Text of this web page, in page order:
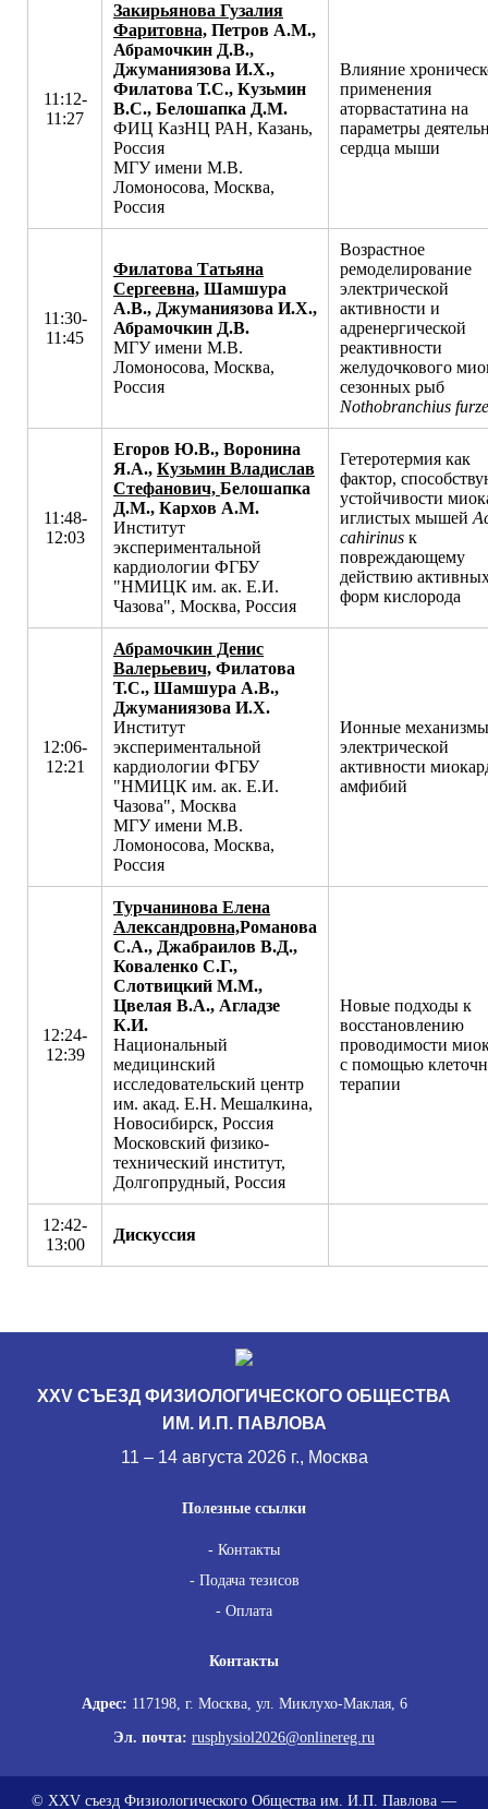
11:12-
11:27
Закирьянова Гузалия
Фаритовна, Петров А.М.,
Абрамочкин Д.В.,
Джуманиязова И.Х.,
Филатова Т.С., Кузьмин
В.С., Белошапка Д.М.
ФИЦ КазНЦ РАН, Казань,
Россия
МГУ имени М.В.
Ломоносова, Москва,
Россия
Влияние
применения
аторвастатина на
параметры
сердца мыши
11:30-
11:45
Филатова Татьяна
Сергеевна, Шамшура
А.В., Джуманиязова И.Х.,
Абрамочкин Д.В.
МГУ имени М.В.
Ломоносова, Москва,
Россия
Возрастное
ремоделирование
электрической
активности и
адренергической
реактивности
желудочкового
сезонных рыб
Nothobranchius
11:48-
12:03
Егоров Ю.В., Воронина
Я.А., Кузьмин Владислав
Стефанович, Белошапка
Д.М., Кархов А.М.
Институт
экспериментальной
кардиологии ФГБУ
"НМИЦК им. ак. Е.И.
Чазова", Москва, Россия
Гетеротермия как
фактор,
устойчивости
иглистых мышей
cahirinus к
повреждающему
действию
форм кислорода
12:06-
12:21
Абрамочкин Денис
Валерьевич, Филатова
Т.С., Шамшура А.В.,
Джуманиязова И.Х.
Институт
экспериментальной
кардиологии ФГБУ
"НМИЦК им. ак. Е.И.
Чазова", Москва
МГУ имени М.В.
Ломоносова, Москва,
Россия
Ионные механизмы
электрической
активности
амфибий
12:24-
12:39
Турчанинова Елена
Александровна,Романова
С.А., Джабраилов В.Д.,
Коваленко С.Г.,
Слотвицкий М.М.,
Цвелая В.А., Агладзе
К.И.
Национальный
медицинский
исследовательский центр
им. акад. E.Н. Мешалкина,
Новосибирск, Россия
Московский физико-
технический институт,
Долгопрудный, Россия
Новые подходы к
восстановлению
проводимости
с помощью
терапии
12:42-
13:00
Дискуссия
XXV СЪЕЗД ФИЗИОЛОГИЧЕСКОГО ОБЩЕСТВА
ИМ. И.П. ПАВЛОВА
11 – 14 августа 2026 г., Москва
Полезные ссылки
Контакты
Подача тезисов
Оплата
Контакты
Адрес: 117198, г. Москва, ул. Миклухо-Маклая, 6
Эл. почта: rusphysiol2026@onlinereg.ru
© XXV съезд Физиологического Общества им. И.П. Павлова —